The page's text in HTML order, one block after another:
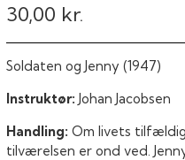
30,00 kr.
Soldaten og Jenny (1947)
Instruktør: Johan Jacobsen
Handling: Om livets
tilværelsen er ond ved.